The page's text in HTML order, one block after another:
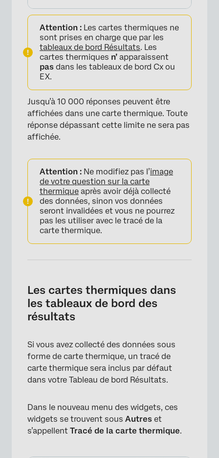
Attention : Les cartes thermiques ne
sont prises en charge que par les
tableaux de bord Résultats. Les
cartes thermiques n’ apparaissent
pas dans les tableaux de bord Cx ou
EX.
Jusqu’à 10 000 réponses peuvent être
affichées dans une carte thermique. Toute
réponse dépassant cette limite ne sera pas
affichée.
Attention : Ne modifiez pas l’image
de votre question sur la carte
thermique après avoir déjà collecté
des données, sinon vos données
seront invalidées et vous ne pourrez
pas les utiliser avec le tracé de la
carte thermique.
Les cartes thermiques dans
les tableaux de bord des
résultats
Si vous avez collecté des données sous
forme de carte thermique, un tracé de
carte thermique sera inclus par défaut
dans votre Tableau de bord Résultats.
Dans le nouveau menu des widgets, ces
widgets se trouvent sous Autres et
s’appellent Tracé de la carte thermique.